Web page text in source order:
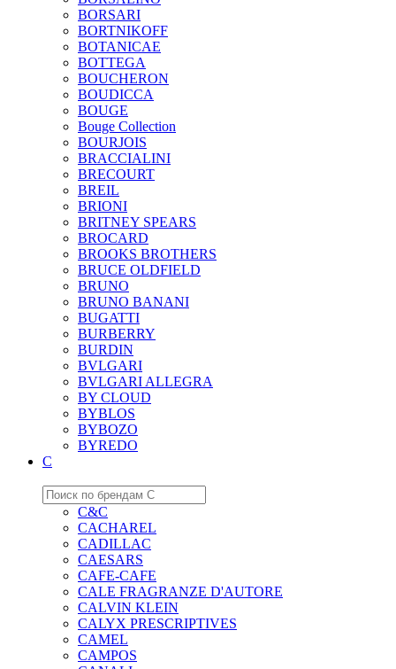
BORSARI
BORTNIKOFF
BOTANICAE
BOTTEGA
BOUCHERON
BOUDICCA
BOUGE
Bouge Collection
BOURJOIS
BRACCIALINI
BRECOURT
BREIL
BRIONI
BRITNEY SPEARS
BROCARD
BROOKS BROTHERS
BRUCE OLDFIELD
BRUNO
BRUNO BANANI
BUGATTI
BURBERRY
BURDIN
BVLGARI
BVLGARI ALLEGRA
BY CLOUD
BYBLOS
BYBOZO
BYREDO
C
C&C
CACHAREL
CADILLAC
CAESARS
CAFE-CAFE
CALE FRAGRANZE D'AUTORE
CALVIN KLEIN
CALYX PRESCRIPTIVES
CAMEL
CAMPOS